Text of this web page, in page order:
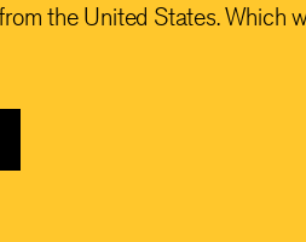
the United States. Which